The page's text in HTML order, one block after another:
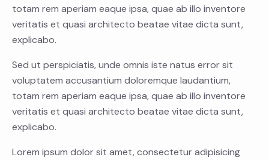
totam rem aperiam eaque ipsa, quae ab illo inventore
veritatis et quasi architecto beatae vitae dicta sunt,
explicabo.
Sed ut perspiciatis, unde omnis iste natus error sit
voluptatem accusantium doloremque laudantium,
totam rem aperiam eaque ipsa, quae ab illo inventore
veritatis et quasi architecto beatae vitae dicta sunt,
explicabo.
Lorem ipsum dolor sit amet, consectetur adipisicing